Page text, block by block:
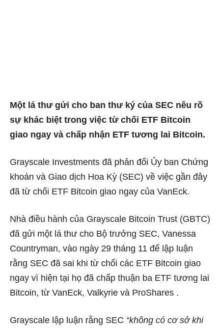
Một lá thư gửi cho ban thư ký của SEC nêu rõ
sự khác biệt trong việc từ chối ETF Bitcoin
giao ngay và chấp nhận ETF tương lai Bitcoin.
Grayscale Investments đã phản đối Ủy ban Chứng
khoán và Giao dịch Hoa Kỳ (SEC) về việc gần đây
đã từ chối ETF Bitcoin giao ngay của VanEck.
Nhà điều hành của Grayscale Bitcoin Trust (GBTC)
đã gửi một lá thư cho Bộ trưởng SEC, Vanessa
Countryman, vào ngày 29 tháng 11 để lập luận
rằng SEC đã sai khi từ chối các ETF Bitcoin giao
ngay vì hiện tại họ đã chấp thuận ba ETF tương lai
Bitcoin, từ VanEck, Valkyrie và ProShares .
Grayscale lập luận rằng SEC “không có cơ sở khi